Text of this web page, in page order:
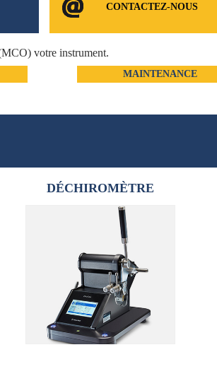
CONTACTEZ-NOUS
votre instrument.
MAINTENANCE
DÉCHIROMÈTRE